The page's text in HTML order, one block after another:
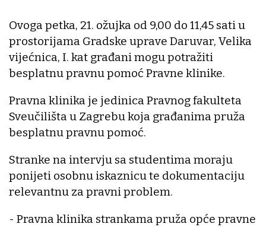
Ovoga petka, 21. ožujka od 9,00 do 11,45 sati u
prostorijama Gradske uprave Daruvar, Velika
vijećnica, I. kat građani mogu potražiti
besplatnu pravnu pomoć Pravne klinike.
Pravna klinika je jedinica Pravnog fakulteta
Sveučilišta u Zagrebu koja građanima pruža
besplatnu pravnu pomoć.
Stranke na intervju sa studentima moraju
ponijeti osobnu iskaznicu te dokumentaciju
relevantnu za pravni problem.
- Pravna klinika strankama pruža opće pravne